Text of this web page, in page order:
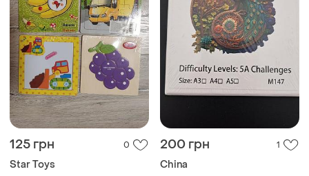
125 грн 0
Star Toys
200 грн 1
China